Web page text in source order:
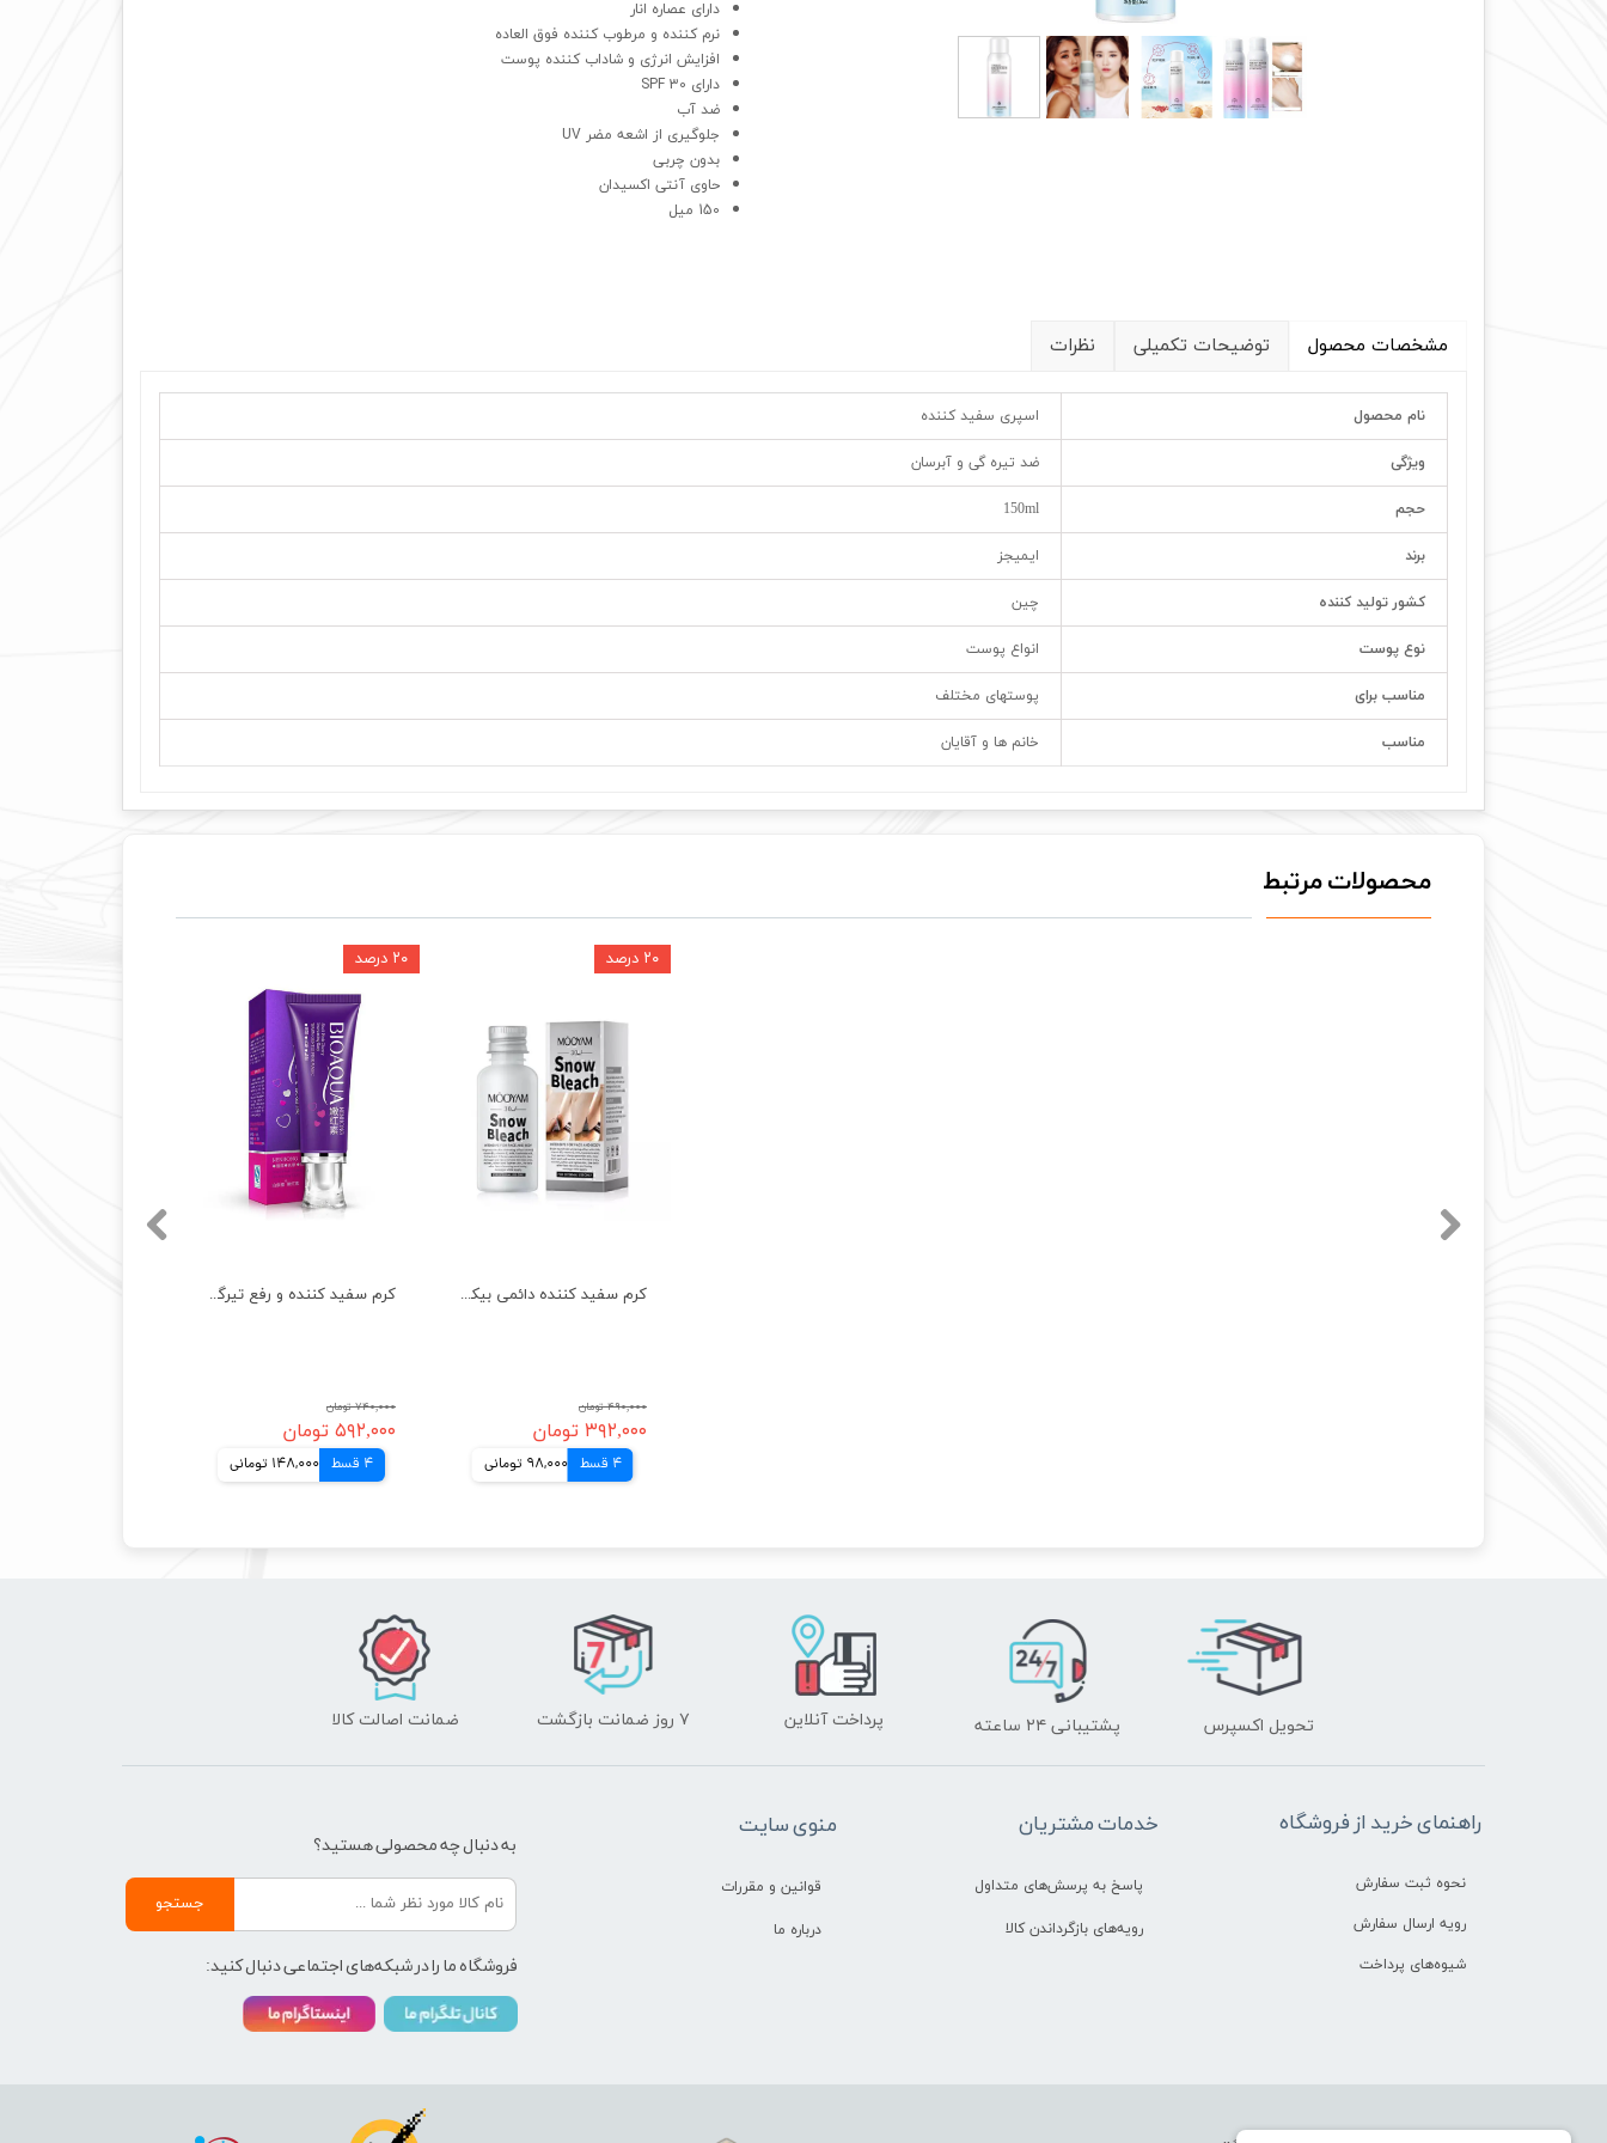
دارای عصاره انار
نرم کننده و مرطوب کننده فوق العاده
افزایش انرژی و شاداب کننده پوست
دارای SPF 30
ضد آب
جلوگیری از اشعه مضر UV
بدون چربی
حاوی آنتی اکسیدان
150 میل
مشخصات محصول توضیحات تکمیلی نظرات
نام محصول اسپری سفید کننده
ویژگی ضد تیره گی و آبرسان
حجم 150ml
برند ایمیجز
کشور تولید کننده چین
نوع پوست انواع پوست
مناسب برای پوستهای مختلف
مناسب خانم ها و آقایان
محصولات مرتبط
کرم سفید کننده و رفع تیرگی ناحیه تناسلی بیواکوا اصل BIOAQUA
۷۴۰,۰۰۰ تومان
۵۹۲,۰۰۰ تومان
4 قسط 148,000 تومانی
۲۰ درصد
کرم سفید کننده دائمی بیکینی و بدن مویام اصل MOOYAM Snow Bleach
۴۹۰,۰۰۰ تومان
۳۹۲,۰۰۰ تومان
4 قسط 98,000 تومانی
۲۰ درصد
تحویل اکسپرس پشتیبانی ۲۴ ساعته پرداخت آنلاین ۷ روز ضمانت بازگشت ضمانت اصالت کالا
راهنمای خرید از فروشگاه
نحوه ثبت سفارش
رویه ارسال سفارش
شیوه‌های پرداخت
خدمات مشتریان
پاسخ به پرسش‌های متداول
رویه‌های بازگرداندن کالا
منوی سایت
قوانین و مقررات
درباره ما
به دنبال چه محصولی هستید؟
جستجو
فروشگاه ما را در شبکه‌های اجتماعی دنبال کنید: